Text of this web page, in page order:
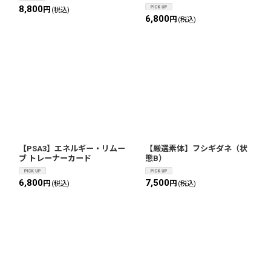
8,800円 (税込)
6,800円 (税込)
【PSA3】エネルギー・リムー
ブ トレーナーカード
6,800円 (税込)
【厳選素体】フシギダネ（状
態B）
7,500円 (税込)